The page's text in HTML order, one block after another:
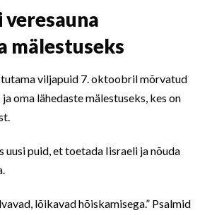
mälestuseks
viljapuid 7. oktoobril mõrvatud
oma lähedaste mälestuseks, kes on
uusi puid, et toetada Iisraeli ja nõuda
lõikavad hõiskamisega.” Psalmid